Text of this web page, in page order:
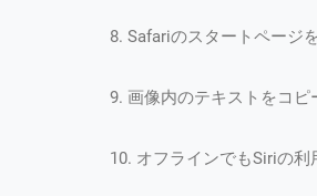
8. Safariのスタートページ
9. 画像内のテキストをコピ
10. オフラインでもSiriの利